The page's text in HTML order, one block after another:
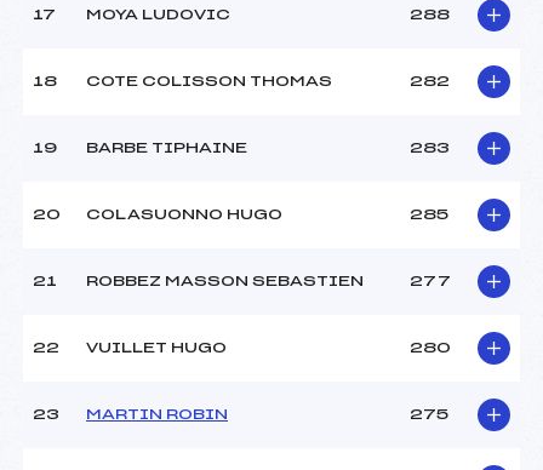
17 MOYA LUDOVIC 288
18 COTE COLISSON THOMAS 282
19 BARBE TIPHAINE 283
20 COLASUONNO HUGO 285
21 ROBBEZ MASSON SEBASTIEN 277
22 VUILLET HUGO 280
23 MARTIN ROBIN 275